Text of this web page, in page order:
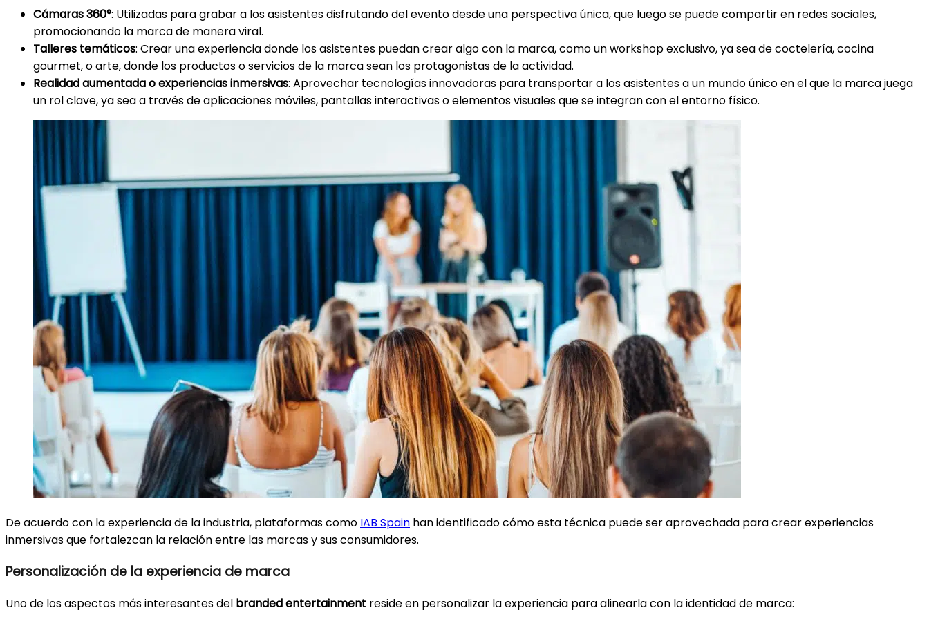
Cámaras 360°: Utilizadas para grabar a los asistentes disfrutando del evento desde una perspectiva única, que luego se puede compartir en redes sociales,
promocionando la marca de manera viral.
Talleres temáticos: Crear una experiencia donde los asistentes puedan crear algo con la marca, como un workshop exclusivo, ya sea de coctelería, cocina
gourmet, o arte, donde los productos o servicios de la marca sean los protagonistas de la actividad.
Realidad aumentada o experiencias inmersivas: Aprovechar tecnologías innovadoras para transportar a los asistentes a un mundo único en el que la marca juega
un rol clave, ya sea a través de aplicaciones móviles, pantallas interactivas o elementos visuales que se integran con el entorno físico.
De acuerdo con la experiencia de la industria, plataformas como IAB Spain han identificado cómo esta técnica puede ser aprovechada para crear experiencias
inmersivas que fortalezcan la relación entre las marcas y sus consumidores.
Personalización de la experiencia de marca
Uno de los aspectos más interesantes del branded entertainment reside en personalizar la experiencia para alinearla con la identidad de marca: